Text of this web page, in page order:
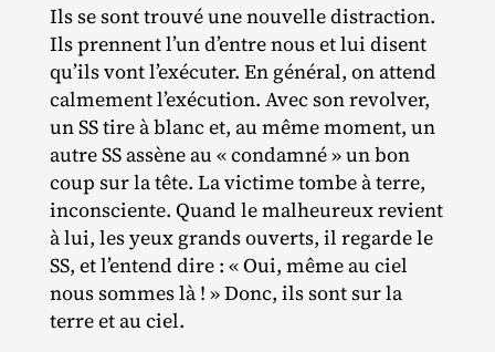
Ils se sont trouvé une nouvelle distraction.
Ils prennent l’un d’entre nous et lui disent
qu’ils vont l’exécuter. En général, on attend
calmement l’exécution. Avec son revolver,
un SS tire à blanc et, au même moment, un
autre SS assène au « condamné » un bon
coup sur la tête. La victime tombe à terre,
inconsciente. Quand le malheureux revient
à lui, les yeux grands ouverts, il regarde le
SS, et l’entend dire : « Oui, même au ciel
nous sommes là ! » Donc, ils sont sur la
terre et au ciel.